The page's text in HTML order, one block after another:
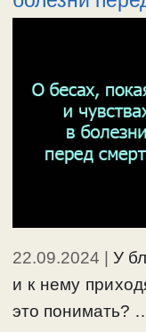
22.09.2024 | У
и к нему
это понимать?